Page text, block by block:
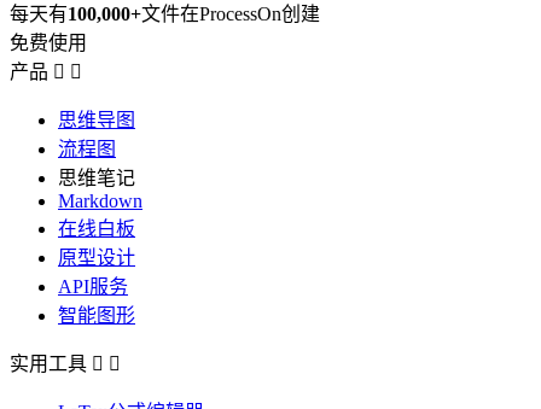
每天有100,000+文件在ProcessOn创建
免费使用
产品  
思维导图
流程图
思维笔记
Markdown
在线白板
原型设计
API服务
智能图形
实用工具  